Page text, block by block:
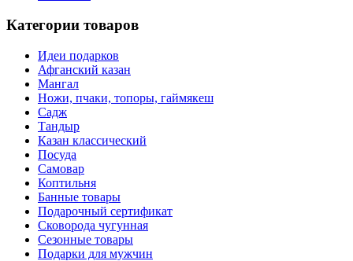
Категории товаров
Идеи подарков
Афганский казан
Мангал
Ножи, пчаки, топоры, гаймякеш
Садж
Тандыр
Казан классический
Посуда
Самовар
Коптильня
Банные товары
Подарочный сертификат
Сковорода чугунная
Сезонные товары
Подарки для мужчин